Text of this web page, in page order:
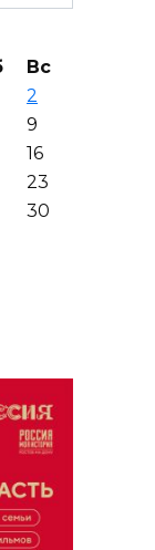
Вс
2
9
16
23
30